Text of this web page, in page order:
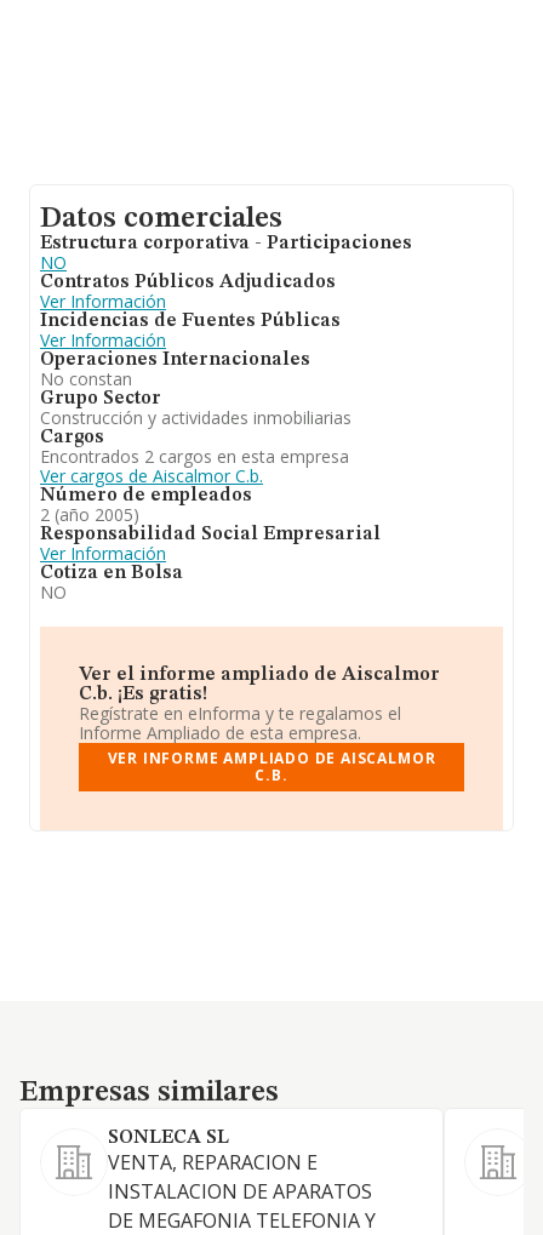
Datos comerciales
Estructura corporativa - Participaciones
NO
Contratos Públicos Adjudicados
Ver Información
Incidencias de Fuentes Públicas
Ver Información
Operaciones Internacionales
No constan
Grupo Sector
Construcción y actividades inmobiliarias
Cargos
Encontrados 2 cargos en esta empresa
Ver cargos de Aiscalmor C.b.
Número de empleados
2 (año 2005)
Responsabilidad Social Empresarial
Ver Información
Cotiza en Bolsa
NO
Ver el informe ampliado de Aiscalmor
C.b. ¡Es gratis!
Regístrate en eInforma y te regalamos el
Informe Ampliado de esta empresa.
VER INFORME AMPLIADO DE AISCALMOR
C.B.
Empresas similares
Empresas similares
SONLECA SL
VENTA, REPARACION E
INSTALACION DE APARATOS
DE MEGAFONIA TELEFONIA Y